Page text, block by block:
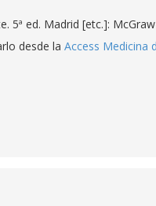
5ª ed. Madrid [etc.]:
desde la Access Medicina